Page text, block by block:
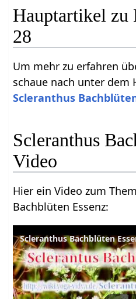
Hauptartikel zu
28
Um mehr zu erfahren
schaue nach unter dem
Scleranthus
Scleranthus
Video
Hier ein Video zum
Bachblüten Essenz:
Scleranthus Bachblüten